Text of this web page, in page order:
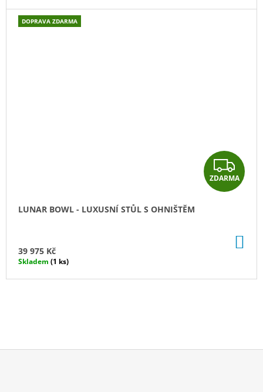
Z
D
M
ZDARMA
DOPRAVA ZDARMA
LUNAR BOWL - LUXUSNÍ STŮL S OHNIŠTĚM
39 975 Kč
Skladem (1 ks)